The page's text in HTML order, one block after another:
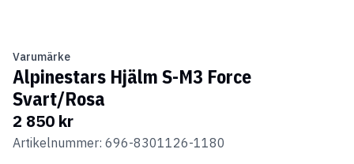
Varumärke
Alpinestars Hjälm S-M3 Force
Svart/Rosa
2 850 kr
Artikelnummer: 696-8301126-1180